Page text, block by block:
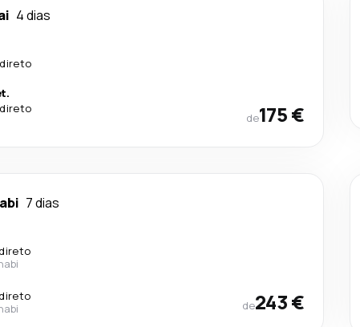
4 dias
de175 €
7 dias
de243 €